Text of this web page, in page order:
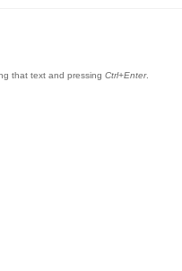
that text and pressing Ctrl+Enter.